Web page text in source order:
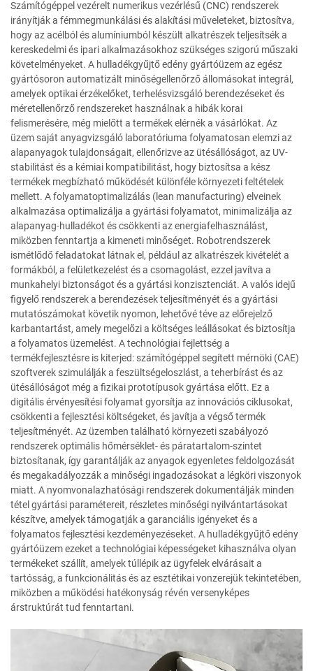
Számítógéppel vezérelt numerikus vezérlésű (CNC) rendszerek
irányítják a fémmegmunkálási és alakítási műveleteket, biztosítva,
hogy az acélból és alumíniumból készült alkatrészek teljesítsék a
kereskedelmi és ipari alkalmazásokhoz szükséges szigorú műszaki
követelményeket. A hulladékgyűjtő edény gyártóüzem az egész
gyártósoron automatizált minőségellenőrző állomásokat integrál,
amelyek optikai érzékelőket, terhelésvizsgáló berendezéseket és
méretellenőrző rendszereket használnak a hibák korai
felismerésére, még mielőtt a termékek elérnék a vásárlókat. Az
üzem saját anyagvizsgáló laboratóriuma folyamatosan elemzi az
alapanyagok tulajdonságait, ellenőrizve az ütésállóságot, az UV-
stabilitást és a kémiai kompatibilitást, hogy biztosítsa a kész
termékek megbízható működését különféle környezeti feltételek
mellett. A folyamatoptimalizálás (lean manufacturing) elveinek
alkalmazása optimalizálja a gyártási folyamatot, minimalizálja az
alapanyag-hulladékot és csökkenti az energiafelhasználást,
miközben fenntartja a kimeneti minőséget. Robotrendszerek
ismétlődő feladatokat látnak el, például az alkatrészek kivételét a
formákból, a felületkezelést és a csomagolást, ezzel javítva a
munkahelyi biztonságot és a gyártási konzisztenciát. A valós idejű
figyelő rendszerek a berendezések teljesítményét és a gyártási
mutatószámokat követik nyomon, lehetővé téve az előrejelző
karbantartást, amely megelőzi a költséges leállásokat és biztosítja
a folyamatos üzemelést. A technológiai fejlettség a
termékfejlesztésre is kiterjed: számítógéppel segített mérnöki (CAE)
szoftverek szimulálják a feszültségeloszlást, a teherbírást és az
ütésállóságot még a fizikai prototípusok gyártása előtt. Ez a
digitális érvényesítési folyamat gyorsítja az innovációs ciklusokat,
csökkenti a fejlesztési költségeket, és javítja a végső termék
teljesítményét. Az üzemben található környezeti szabályozó
rendszerek optimális hőmérséklet- és páratartalom-szintet
biztosítanak, így garantálják az anyagok egyenletes feldolgozását
és megakadályozzák a minőségi ingadozásokat a légköri viszonyok
miatt. A nyomvonalazhatósági rendszerek dokumentálják minden
tétel gyártási paramétereit, részletes minőségi nyilvántartásokat
készítve, amelyek támogatják a garanciális igényeket és a
folyamatos fejlesztési kezdeményezéseket. A hulladékgyűjtő edény
gyártóüzem ezeket a technológiai képességeket kihasználva olyan
termékeket szállít, amelyek túllépik az ügyfelek elvárásait a
tartósság, a funkcionálitás és az esztétikai vonzerejük tekintetében,
miközben a működési hatékonyság révén versenyképes
árstruktúrát tud fenntartani.